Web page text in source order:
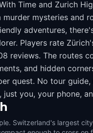
Time and Zurich
murder mysteries and
adventures,
Players rate
reviews. The routes
and hidden
quest. No tour guide,
just you, your phone,
Switzerland's largest